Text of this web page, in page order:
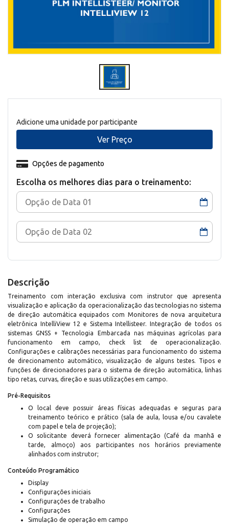
Escolha os melhores dias para o treinamento:
Opções de pagamento
Adicione uma unidade por participante
Ver Preço
Descrição
Treinamento com interação exclusiva com instrutor que apresenta
visualização e aplicação da operacionalização das tecnologias no sistema
de direção automática equipados com Monitores de nova arquitetura
eletrônica IntelliView 12 e Sistema Intellisteer. Integração de todos os
sistemas GNSS + Tecnologia Embarcada nas máquinas agrícolas para
funcionamento em campo, check list de operacionalização.
Configurações e calibrações necessárias para funcionamento do sistema
de direcionamento automático, visualização de alguns testes. Tipos e
funções de direcionadores para o sistema de direção automática, linhas
tipo retas, curvas, direção e suas utilizações em campo.
Pré-Requisitos
O local deve possuir áreas físicas adequadas e seguras para
treinamento teórico e prático (sala de aula, lousa e/ou cavalete
com papel e tela de projeção);
O solicitante deverá fornecer alimentação (Café da manhã e
tarde, almoço) aos participantes nos horários previamente
alinhados com instrutor;
Conteúdo Programático
Display
Configurações iniciais
Configurações de trabalho
Configurações
Simulação de operação em campo